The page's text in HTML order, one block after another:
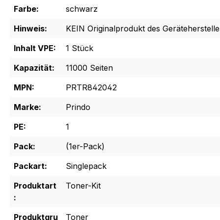
Farbe:
schwarz
Hinweis:
KEIN Originalprodukt des
Inhalt VPE:
1 Stück
Kapazität:
11000 Seiten
MPN:
PRTR842042
Marke:
Prindo
PE:
1
Pack:
(1er-Pack)
Packart:
Singlepack
Produktart
:
Toner-Kit
Produktgru Toner